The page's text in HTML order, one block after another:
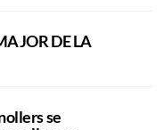
DE LA
se